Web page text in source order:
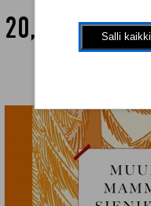
20,20 € Salli kaikki